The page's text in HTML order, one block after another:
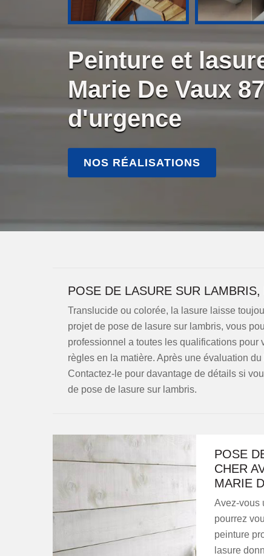
Peinture et
Marie De Vaux
d'urgence
NOS RÉALISATIONS
POSE DE LASURE SUR
Translucide ou colorée, la lasure laisse
projet de pose de lasure sur lambris, vous
professionnel a toutes les qualifications
règles en la matière. Après une évaluation
Contactez-le pour davantage de détails si
de pose de lasure sur lambris.
POSE
CHER
MARIE
Avez-vous
pourrez
peinture
lasure